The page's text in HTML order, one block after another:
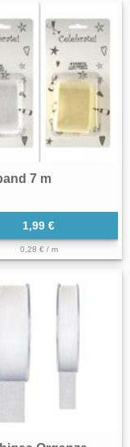
7 m
1,99 €
0,28 € / m